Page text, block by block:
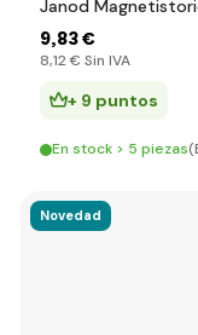
Janod
9,83 €
8,12 € Sin IVA
+ 9 puntos
En stock > 5 piezas
Novedad